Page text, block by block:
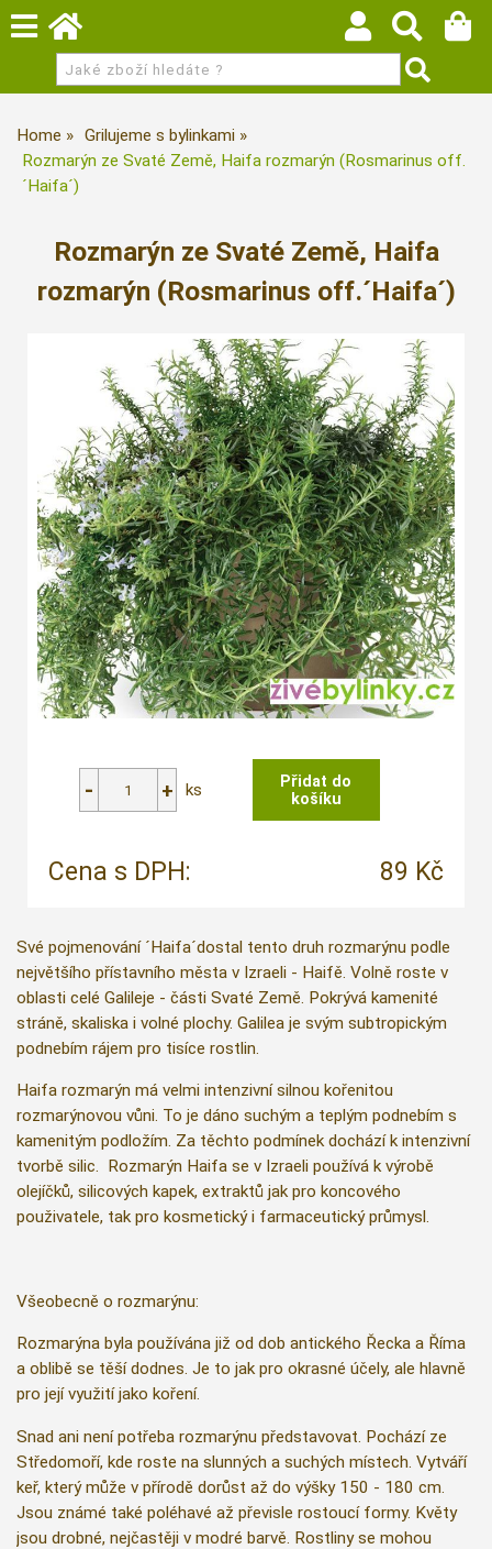
Home
Grilujeme s bylinkami
Rozmarýn ze Svaté Země, Haifa rozmarýn (Rosmarinus off.
´Haifa´)
Rozmarýn ze Svaté Země, Haifa
rozmarýn (Rosmarinus off.´Haifa´)
ks
Cena s DPH: 89 Kč
Své pojmenování ´Haifa´dostal tento druh rozmarýnu podle
největšího přístavního města v Izraeli - Haifě. Volně roste v
oblasti celé Galileje - části Svaté Země. Pokrývá kamenité
stráně, skaliska i volné plochy. Galilea je svým subtropickým
podnebím rájem pro tisíce rostlin.
Haifa rozmarýn má velmi intenzivní silnou kořenitou
rozmarýnovou vůni. To je dáno suchým a teplým podnebím s
kamenitým podložím. Za těchto podmínek dochází k intenzivní
tvorbě silic. Rozmarýn Haifa se v Izraeli používá k výrobě
olejíčků, silicových kapek, extraktů jak pro koncového
použivatele, tak pro kosmetický i farmaceutický průmysl.
Všeobecně o rozmarýnu:
Rozmarýna byla používána již od dob antického Řecka a Říma
a oblibě se těší dodnes. Je to jak pro okrasné účely, ale hlavně
pro její využití jako koření.
Snad ani není potřeba rozmarýnu představovat. Pochází ze
Středomoří, kde roste na slunných a suchých místech. Vytváří
keř, který může v přírodě dorůst až do výšky 150 - 180 cm.
Jsou známé také poléhavé až převisle rostoucí formy. Květy
jsou drobné, nejčastěji v modré barvě. Rostliny se mohou